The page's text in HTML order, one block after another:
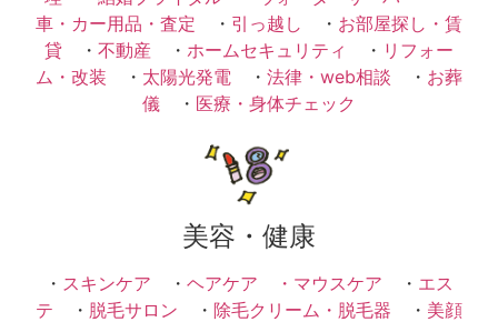
車・カー用品・査定 ・ 引っ越し ・ お部屋探し・賃
貸 ・ 不動産 ・ ホームセキュリティ ・ リフォー
ム・改装 ・ 太陽光発電 ・ 法律・web相談 ・ お葬
儀 ・ 医療・身体チェック
美容・健康
・ スキンケア ・ ヘアケア ・ マウスケア ・ エス
テ ・ 脱毛サロン ・ 除毛クリーム・脱毛器 ・ 美顔